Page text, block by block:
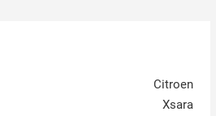
Citroen
Xsara